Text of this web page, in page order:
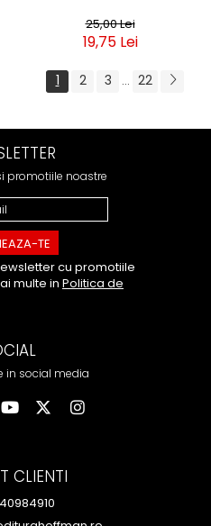
25,00 Lei
19,75 Lei
1 2 3 ... 22
promotiile noastre
cu promotiile
multe in Politica de
in social media
CLIENTI